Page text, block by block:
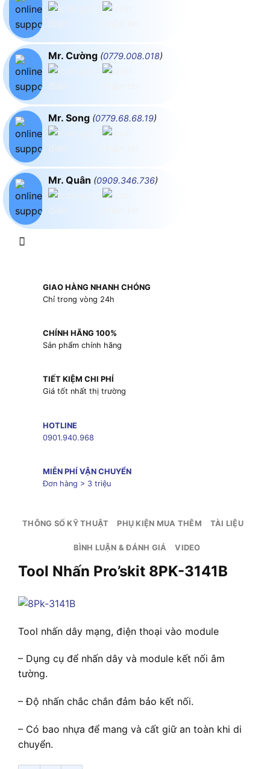
Mr. Cường (0779.008.018)
Mr. Song (0779.68.68.19)
Mr. Quân (0909.346.736)
GIAO HÀNG NHANH CHÓNG
Chỉ trong vòng 24h
CHÍNH HÃNG 100%
Sản phẩm chính hãng
TIẾT KIỆM CHI PHÍ
Giá tốt nhất thị trường
HOTLINE
0901.940.968
MIỄN PHÍ VẬN CHUYỂN
Đơn hàng > 3 triệu
THÔNG SỐ KỸ THUẬT PHỤ KIỆN MUA THÊM TÀI LIỆU
BÌNH LUẬN & ĐÁNH GIÁ VIDEO
Tool Nhấn Pro’skit 8PK-3141B
Tool nhấn dây mạng, điện thoại vào module
– Dụng cụ để nhấn dây và module kết nối âm
tường.
– Độ nhấn chắc chắn đảm bảo kết nối.
– Có bao nhựa để mang và cất giữ an toàn khi di
chuyển.